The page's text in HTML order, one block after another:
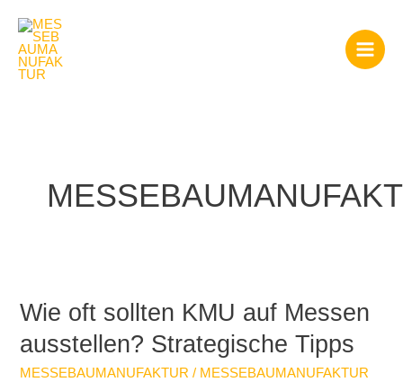
Inhalt
springen
Wie oft sollten KMU auf Messen
ausstellen? Strategische Tipps
MESSEBAUMANUFAKTUR / MESSEBAUMANUFAKTUR
Wie
sollten
KMU